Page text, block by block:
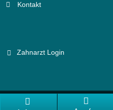
Kontakt
Zahnarzt Login
Branchenportal Software made in